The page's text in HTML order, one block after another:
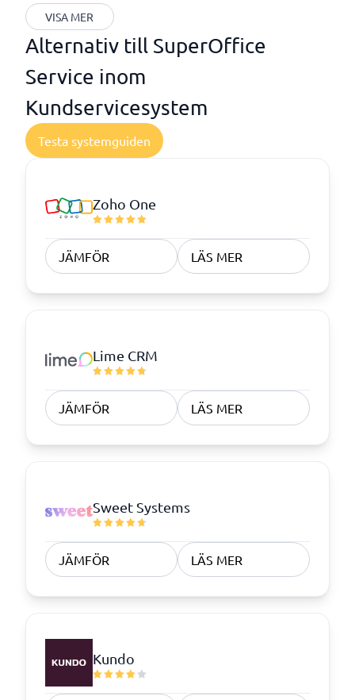
VISA MER
Alternativ till SuperOffice
Service inom
Kundservicesystem
Testa systemguiden
Zoho One
JÄMFÖR LÄS MER
Lime CRM
JÄMFÖR LÄS MER
Sweet Systems
JÄMFÖR LÄS MER
Kundo